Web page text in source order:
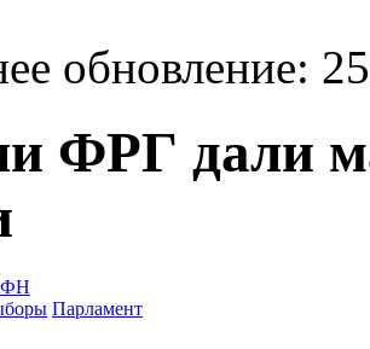
обновление:
ФРГ дали
Парламент